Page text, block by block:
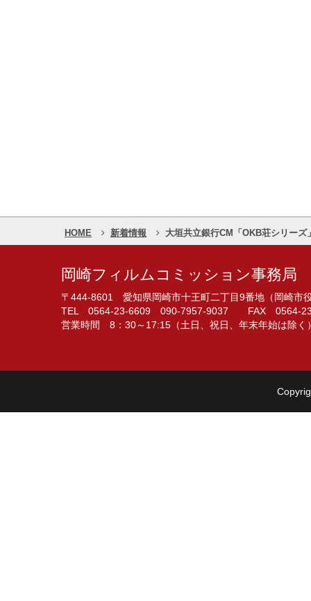
HOME 新着情報 ⼤垣共⽴銀⾏CM「OKB荘シリー
岡崎フィルムコミッション事務局
〒444-8601 愛知県岡崎市十王町二丁目9番地（岡崎市
TEL 0564-23-6609 090-7957-9037 FAX 0564-
営業時間 8：30～17:15（土日、祝日、年末年始は除く